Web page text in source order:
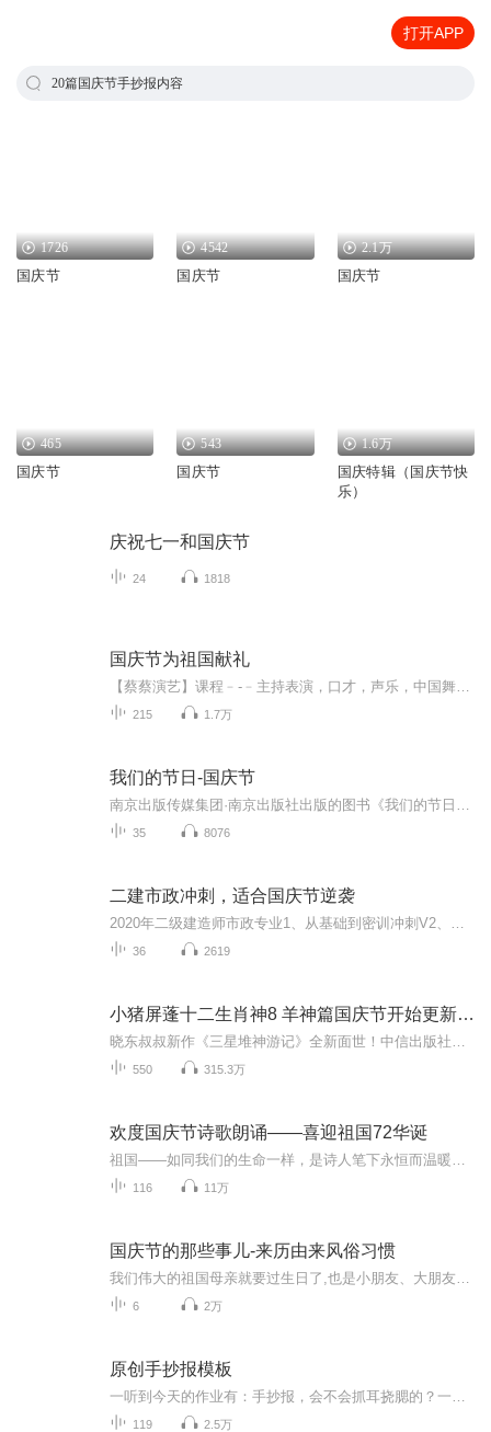
打开APP
20篇国庆节手抄报内容
1726
国庆节
4542
国庆节
2.1万
国庆节
465
国庆节
543
国庆节
1.6万
国庆特辑（国庆节快
乐）
庆祝七一和国庆节
24 1818
国庆节为祖国献礼
215 1.7万
我们的节日-国庆节
35 8076
二建市政冲刺，适合国庆节逆袭
36 2619
小猪屏蓬十二生肖神8 羊神篇国庆节开始更新啦！
550 315.3万
欢度国庆节诗歌朗诵——喜迎祖国72华诞
116 11万
国庆节的那些事儿-来历由来风俗习惯
6 2万
原创手抄报模板
119 2.5万